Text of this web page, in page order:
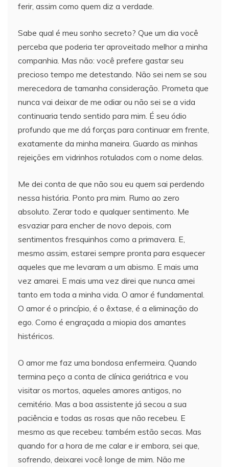
ferir, assim como quem diz a verdade.
Sabe qual é meu sonho secreto? Que um dia você
perceba que poderia ter aproveitado melhor a minha
companhia. Mas não: você prefere gastar seu
precioso tempo me detestando. Não sei nem se sou
merecedora de tamanha consideração. Prometa que
nunca vai deixar de me odiar ou não sei se a vida
continuaria tendo sentido para mim. É seu ódio
profundo que me dá forças para continuar em frente,
exatamente da minha maneira. Guardo as minhas
rejeições em vidrinhos rotulados com o nome delas.
Me dei conta de que não sou eu quem sai perdendo
nessa história. Ponto pra mim. Rumo ao zero
absoluto. Zerar todo e qualquer sentimento. Me
esvaziar para encher de novo depois, com
sentimentos fresquinhos como a primavera. E,
mesmo assim, estarei sempre pronta para esquecer
aqueles que me levaram a um abismo. E mais uma
vez amarei. E mais uma vez direi que nunca amei
tanto em toda a minha vida. O amor é fundamental.
O amor é o princípio, é o êxtase, é a eliminação do
ego. Como é engraçada a miopia dos amantes
histéricos.
O amor me faz uma bondosa enfermeira. Quando
termina peço a conta de clínica geriátrica e vou
visitar os mortos, aqueles amores antigos, no
cemitério. Mas a boa assistente já secou a sua
paciência e todas as rosas que não recebeu. E
mesmo as que recebeu: também estão secas. Mas
quando for a hora de me calar e ir embora, sei que,
sofrendo, deixarei você longe de mim. Não me